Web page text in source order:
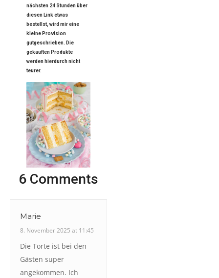
nächsten 24 Stunden über
diesen Link etwas
bestellst, wird mir eine
kleine Provision
gutgeschrieben. Die
gekauften Produkte
werden hierdurch nicht
teurer.
6 Comments
Marie
8. November 2025 at 11:45
Die Torte ist bei den
Gästen super
angekommen. Ich